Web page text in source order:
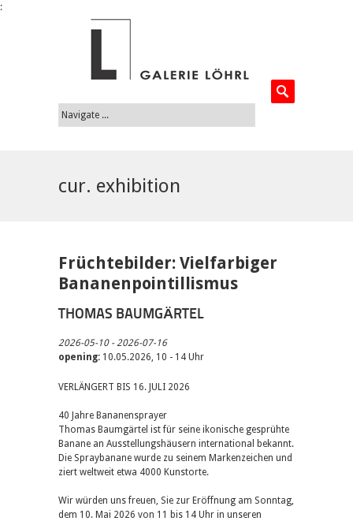
:
cur. exhibition
Früchtebilder: Vielfarbiger
Bananenpointillismus
THOMAS BAUMGÄRTEL
2026-05-10 - 2026-07-16
opening: 10.05.2026, 10 - 14 Uhr
VERLÄNGERT BIS 16. JULI 2026
40 Jahre Bananensprayer
Thomas Baumgärtel ist für seine ikonische gesprühte
Banane an Ausstellungshäusern international bekannt.
Die Spraybanane wurde zu seinem Markenzeichen und
ziert weltweit etwa 4000 Kunstorte.
Wir würden uns freuen, Sie zur Eröffnung am Sonntag,
dem 10. Mai 2026 von 11 bis 14 Uhr in unseren